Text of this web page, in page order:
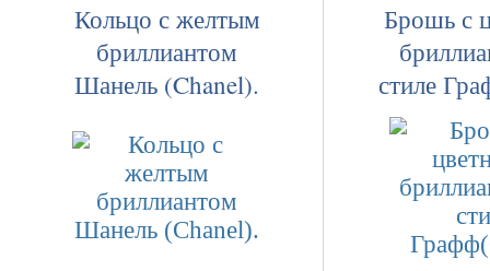
Кольцо с желтым
бриллиантом
Шанель (Chanel).
Брошь с
стиле